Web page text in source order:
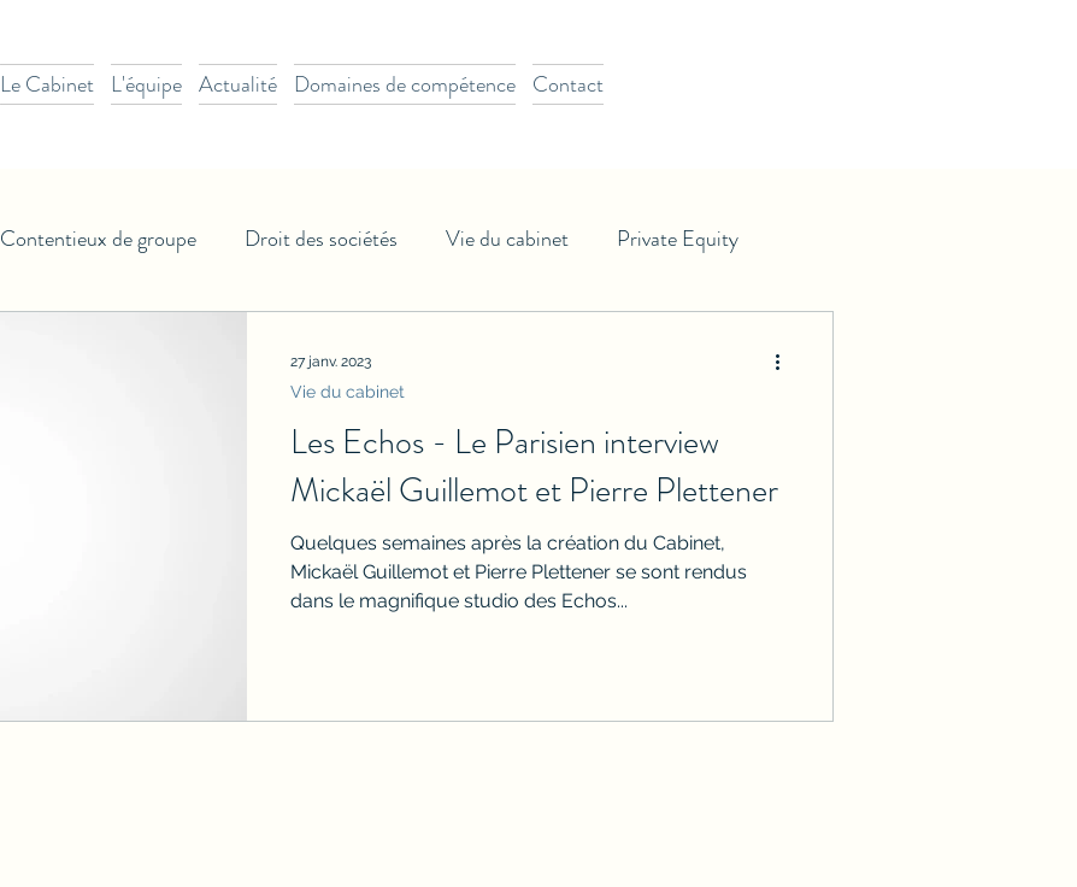
Le Cabinet L'équipe Actualité Domaines de compétence Contact
Contentieux de groupe Droit des sociétés Vie du cabinet Private Equity
Les Echos - Le Parisien interview
Mickaël Guillemot et Pierre Plettener
Quelques semaines après la création du Cabinet,
Mickaël Guillemot et Pierre Plettener se sont rendus
dans le magnifique studio des Echos...
Vie du cabinet
27 janv. 2023